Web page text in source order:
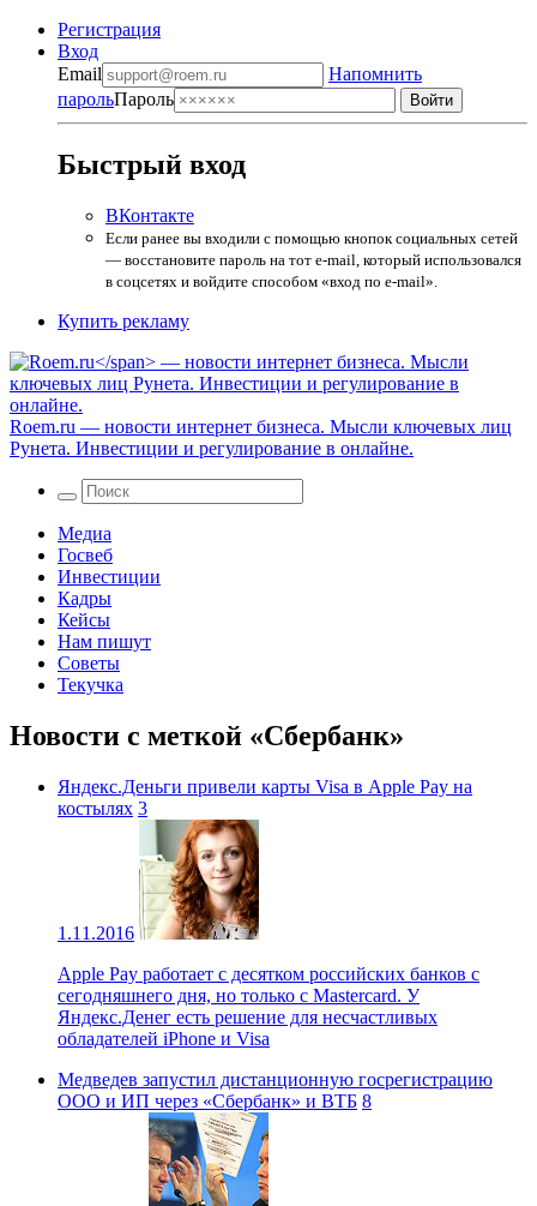
Регистрация
Вход
Email
Напомнить
парольПароль
Быстрый вход
ВКонтакте
Если ранее вы входили с помощью кнопок социальных сетей
— восстановите пароль на тот e-mail, который использовался
в соцсетях и войдите способом «вход по e-mail».
Купить рекламу
Roem.ru — новости интернет бизнеса. Мысли ключевых лиц
Рунета. Инвестиции и регулирование в онлайне.
Медиа
Госвеб
Инвестиции
Кадры
Кейсы
Нам пишут
Советы
Текучка
Новости с меткой «Сбербанк»
Яндекс.Деньги привели карты Visa в Apple Pay на
костылях 3
1.11.2016
Apple Pay работает с десятком российских банков с
сегодняшнего дня, но только с Mastercard. У
Яндекс.Денег есть решение для несчастливых
обладателей iPhone и Visa
Медведев запустил дистанционную госрегистрацию
ООО и ИП через «Сбербанк» и ВТБ 8